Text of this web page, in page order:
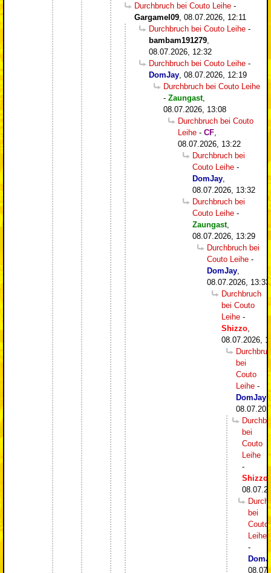
Durchbruch bei Couto Leihe -
Gargamel09 08.07.2026, 12:11
Durchbruch bei Couto Leihe -
bambam191279
08.07.2026, 12:32
Durchbruch bei Couto Leihe -
DomJay 08.07.2026, 12:19
Durchbruch bei Couto Leihe
- Zaungast,
08.07.2026, 13:08
Durchbruch bei Couto
Leihe - CF
08.07.2026, 13:22
Durchbruch bei
Couto Leihe -
DomJay
08.07.2026, 13:32
Durchbruch bei
Couto Leihe -
Zaungast,
08.07.2026, 13:29
Durchbruch bei
Couto Leihe -
DomJay
08.07.2026, 13:33
Durchbruch
bei Couto
Leihe -
Shizzo
08.07.2026,
bei
Couto
Leihe -
DomJay ,
bei
Couto
Leihe
-
Shizzo
bei
Couto
Leihe
-